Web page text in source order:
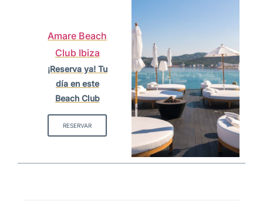
Amare Beach
Club Ibiza
¡Reserva ya! Tu
día en este
Beach Club
RESERVAR